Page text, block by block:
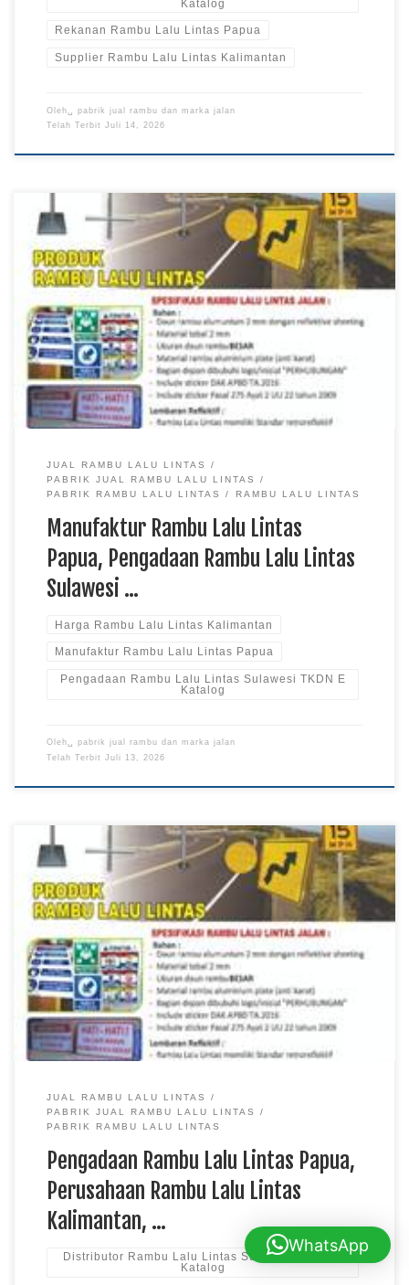
Katalog
Rekanan Rambu Lalu Lintas Papua
Supplier Rambu Lalu Lintas Kalimantan
Oleh␣ pabrik jual rambu dan marka jalan
Telah Terbit Juli 14, 2026
Manufaktur Rambu Lalu Lintas Papua, Pengadaan Rambu Lalu
Lintas Sulawesi TKDN E Katalog, Harga Rambu Lalu Lintas
Kalimantan Rambu lalu lintas merupakan sarana keselamatan
yang berfungsi memberikan informasi, petunjuk, larangan, dan
peringatan kepada seluruh pengguna jalan. Manufaktur rambu
lalu lintas menghadirkan produk berkualitas yang diproduksi
menggunakan material pilihan dengan lapisan […]
JUAL RAMBU LALU LINTAS
PABRIK JUAL RAMBU LALU LINTAS
PABRIK RAMBU LALU LINTAS
RAMBU LALU LINTAS
Manufaktur Rambu Lalu Lintas
Papua, Pengadaan Rambu Lalu Lintas
Sulawesi …
Harga Rambu Lalu Lintas Kalimantan
Manufaktur Rambu Lalu Lintas Papua
Pengadaan Rambu Lalu Lintas Sulawesi TKDN E
Katalog
Oleh␣ pabrik jual rambu dan marka jalan
Telah Terbit Juli 13, 2026
Pengadaan Rambu Lalu Lintas Papua, Perusahaan Rambu Lalu
Lintas Kalimantan, Distributor Rambu Lalu Lintas Sulawesi
TKDN E Katalog Rambu lalu lintas berfungsi memberikan
informasi, petunjuk, larangan, dan peringatan bagi pengguna
jalan sehingga tercipta lalu lintas yang aman dan tertib.
Perusahaan rambu lalu lintas memproduksi berbagai jenis
rambu menggunakan material berkualitas […]
JUAL RAMBU LALU LINTAS
PABRIK JUAL RAMBU LALU LINTAS
PABRIK RAMBU LALU LINTAS
Pengadaan Rambu Lalu Lintas Papua,
Perusahaan Rambu Lalu Lintas
Kalimantan, …
Distributor Rambu Lalu Lintas Sulawesi TKDN E
Katalog
WhatsApp